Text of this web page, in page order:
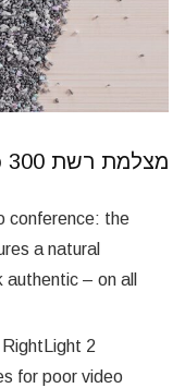
מצלמת רשת Logitech Brio 300, תיאור מלא
conference: the
a natural
– on all
2
for poor video